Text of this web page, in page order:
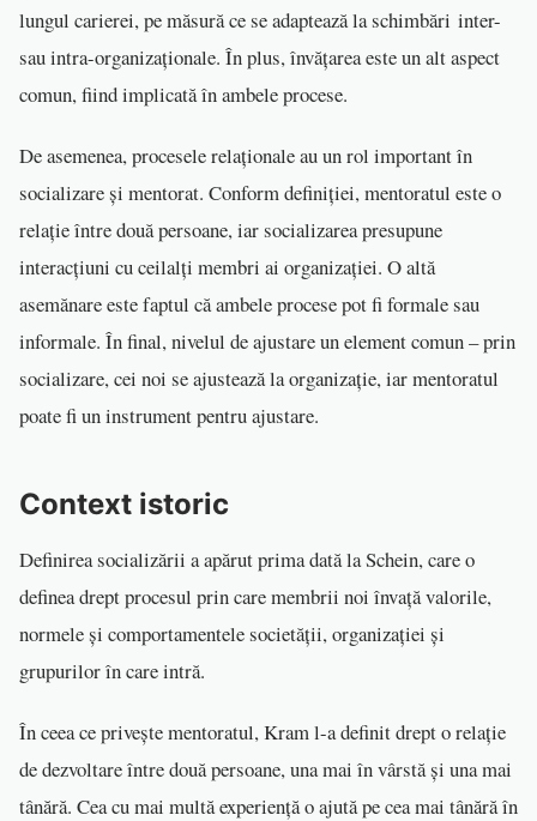
lungul carierei, pe măsură ce se adaptează la schimbări inter-
sau intra-organizaționale. În plus, învățarea este un alt aspect
comun, fiind implicată în ambele procese.
De asemenea, procesele relaționale au un rol important în
socializare și mentorat. Conform definiției, mentoratul este o
relație între două persoane, iar socializarea presupune
interacțiuni cu ceilalți membri ai organizației. O altă
asemănare este faptul că ambele procese pot fi formale sau
informale. În final, nivelul de ajustare un element comun – prin
socializare, cei noi se ajustează la organizație, iar mentoratul
poate fi un instrument pentru ajustare.
Context istoric
Definirea socializării a apărut prima dată la Schein, care o
definea drept procesul prin care membrii noi învață valorile,
normele și comportamentele societății, organizației și
grupurilor în care intră.
În ceea ce privește mentoratul, Kram l-a definit drept o relație
de dezvoltare între două persoane, una mai în vârstă și una mai
tânără. Cea cu mai multă experiență o ajută pe cea mai tânără în